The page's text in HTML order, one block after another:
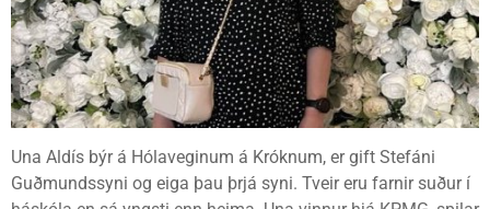
Una Aldís býr á Hólaveginum á Króknum, er gift Stefáni
Guðmundssyni og eiga þau þrjá syni. Tveir eru farnir suður í